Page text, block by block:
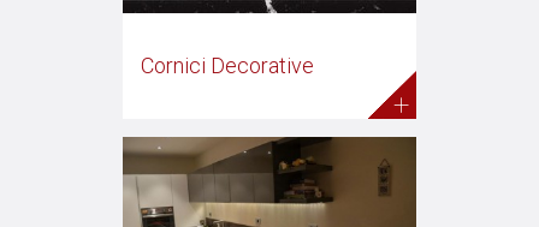
Cornici Decorative
+